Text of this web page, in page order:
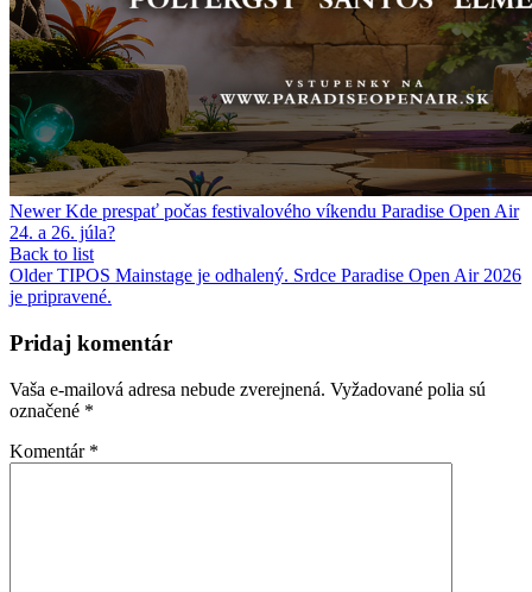
Newer Kde prespať počas festivalového víkendu Paradise Open Air
24. a 26. júla?
Back to list
Older TIPOS Mainstage je odhalený. Srdce Paradise Open Air 2026
je pripravené.
Pridaj komentár
Vaša e-mailová adresa nebude zverejnená. Vyžadované polia sú
označené *
Komentár *